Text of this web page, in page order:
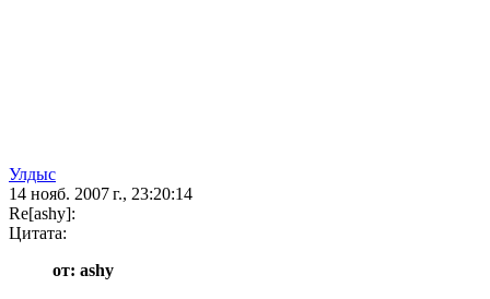
Улдыс
14 нояб. 2007 г., 23:20:14
Re[ashy]:
Цитата:
от: ashy